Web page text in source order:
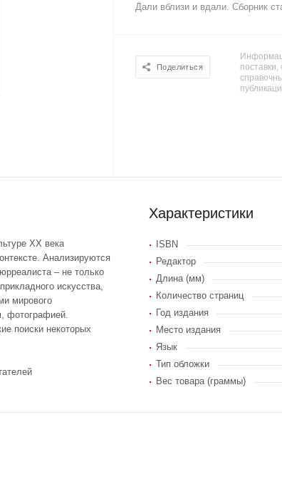
Дали вблизи и вдали. Сборник
Поделиться
поставки,
ХХ века
Анализируются
– не только
искусства,
мирового
фотографией.
поиски некоторых
Характеристики
ISBN
Редактор
Длина (мм)
Количество страниц
Год издания
Место издания
Язык
Тип обложки
Вес товара (граммы)